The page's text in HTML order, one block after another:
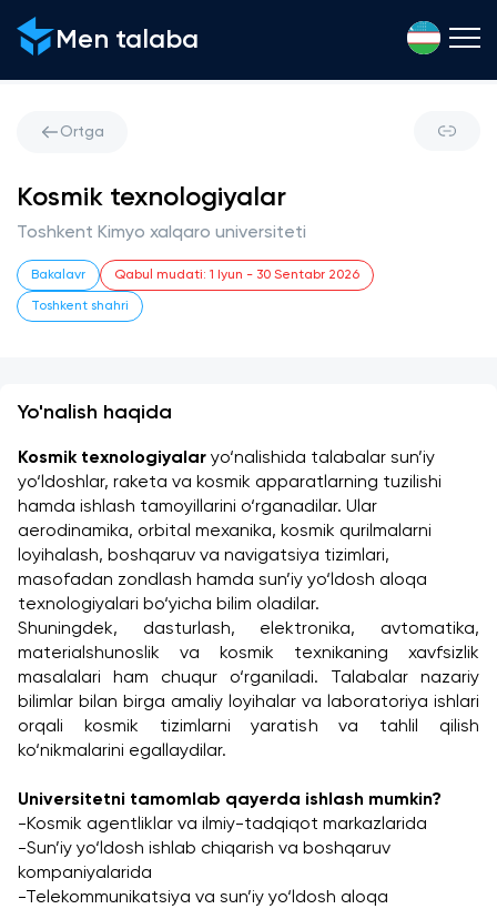
Men talaba
Ortga
Kosmik texnologiyalar
Toshkent Kimyo xalqaro universiteti
Bakalavr Qabul mudati: 1 Iyun - 30 Sentabr 2026
Toshkent shahri
Yo'nalish haqida
Kosmik texnologiyalar yo‘nalishida talabalar sun’iy
yo‘ldoshlar, raketa va kosmik apparatlarning tuzilishi
hamda ishlash tamoyillarini o‘rganadilar. Ular
aerodinamika, orbital mexanika, kosmik qurilmalarni
loyihalash, boshqaruv va navigatsiya tizimlari,
masofadan zondlash hamda sun’iy yo‘ldosh aloqa
texnologiyalari bo‘yicha bilim oladilar.
Shuningdek, dasturlash, elektronika, avtomatika,
materialshunoslik va kosmik texnikaning xavfsizlik
masalalari ham chuqur o‘rganiladi. Talabalar nazariy
bilimlar bilan birga amaliy loyihalar va laboratoriya ishlari
orqali kosmik tizimlarni yaratish va tahlil qilish
ko‘nikmalarini egallaydilar.
Universitetni tamomlab qayerda ishlash mumkin?
-Kosmik agentliklar va ilmiy-tadqiqot markazlarida
-Sun’iy yo‘ldosh ishlab chiqarish va boshqaruv
kompaniyalarida
-Telekommunikatsiya va sun’iy yo‘ldosh aloqa